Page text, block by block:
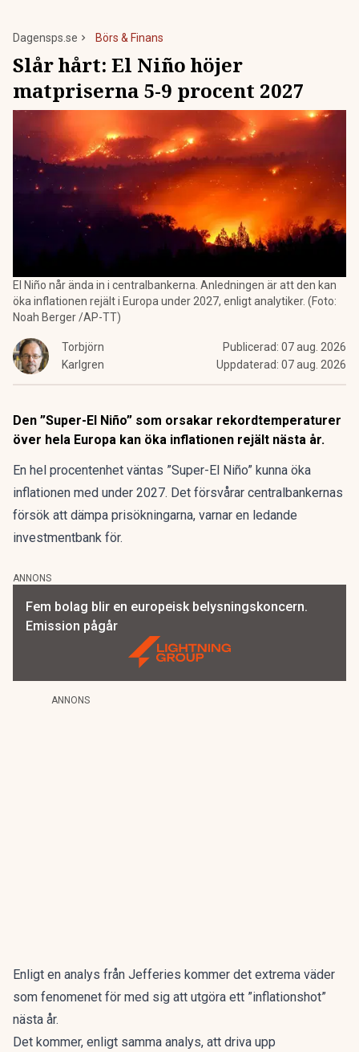
Dagensps.se Börs & Finans
Slår hårt: El Niño höjer
matpriserna 5-9 procent 2027
El Niño når ända in i centralbankerna. Anledningen är att den kan
öka inflationen rejält i Europa under 2027, enligt analytiker. (Foto:
Noah Berger /AP-TT)
Torbjörn
Karlgren
Publicerad: 07 aug. 2026
Uppdaterad: 07 aug. 2026
Den ”Super-El Niño” som orsakar rekordtemperaturer
över hela Europa kan öka inflationen rejält nästa år.
En hel procentenhet väntas ”Super-El Niño” kunna öka
inflationen med under 2027. Det försvårar centralbankernas
försök att dämpa prisökningarna, varnar en ledande
investmentbank för.
ANNONS
Fem bolag blir en europeisk belysningskoncern.
Emission pågår
ANNONS
Enligt en analys från Jefferies kommer det extrema väder
som fenomenet för med sig att utgöra ett ”inflationshot”
nästa år.
Det kommer, enligt samma analys, att driva upp